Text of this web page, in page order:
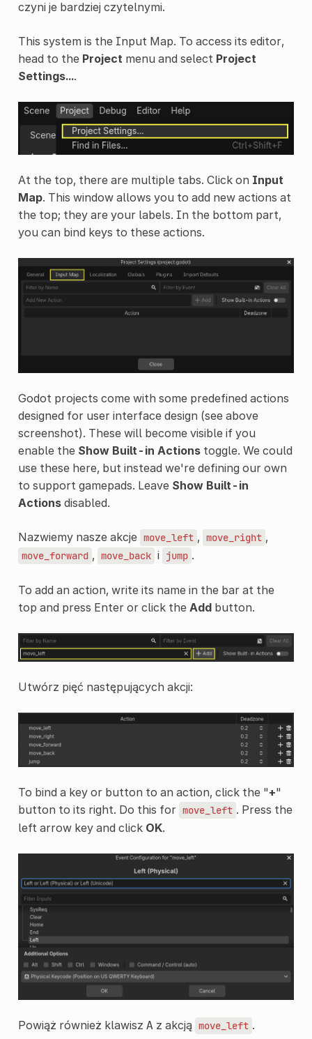
czyni je bardziej czytelnymi.
This system is the Input Map. To access its editor,
head to the Projectmenu and select Project
Settings....
At the top, there are multiple tabs. Click on Input
Map. This window allows you to add new actions at
the top; they are your labels. In the bottom part,
you can bind keys to these actions.
Godot projects come with some predefined actions
designed for user interface design (see above
screenshot). These will become visible if you
enable the Show Built-in Actionstoggle. We could
use these here, but instead we're defining our own
to support gamepads. Leave Show Built-in
Actionsdisabled.
Nazwiemy nasze akcje move_left , move_right ,
move_forward , move_back i jump .
To add an action, write its name in the bar at the
top and press Enter or click the Addbutton.
Utwórz pięć następujących akcji:
To bind a key or button to an action, click the "+"
button to its right. Do this for move_left . Press the
left arrow key and click OK.
Powiąż również klawisz A z akcją move_left .